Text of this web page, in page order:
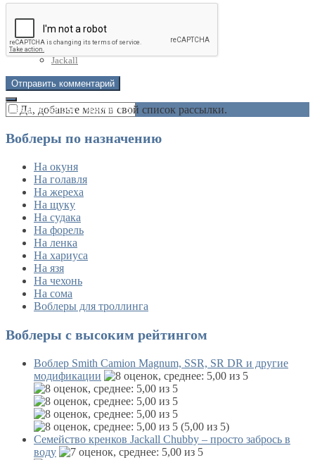
ZipBaits
Jackall
Да, добавьте меня в свой список рассылки.
Воблеры по назначению
На окуня
На голавля
На жереха
На щуку
На судака
На форель
На ленка
На хариуса
На язя
На чехонь
На сома
Воблеры для троллинга
Воблеры с высоким рейтингом
Воблер Smith Camion Magnum, SSR, SR DR и другие
модификации
(5,00 из 5)
Семейство кренков Jackall Chubby – просто забрось в
воду